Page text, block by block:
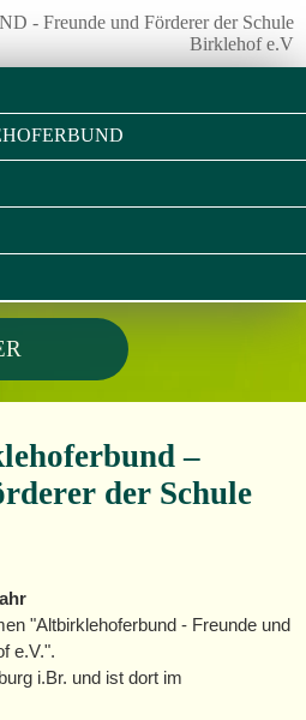
- Freunde und Förderer der Schule
Birklehof e.V
–
der Schule
"Altbirklehoferbund - Freunde und
e.V.".
i.Br. und ist dort im